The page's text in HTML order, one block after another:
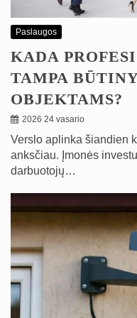
Paslaugos
KADA
TAMPA
OBJEKTAMS?
2026 24 vasario
Verslo aplinka šiandien
anksčiau. Įmonės
darbuotojų…